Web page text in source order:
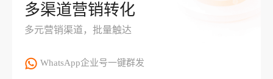
多渠道营销转化
多元营销渠道，批量触达
WhatsApp企业号一键群发